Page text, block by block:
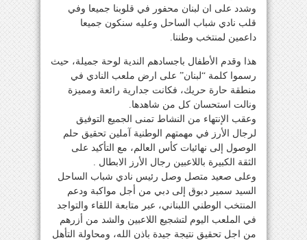
وشدد على ان لبنان محفور في قلوبنا جميعا وفي
قلب نادي شباب الساحل وعليه سنكون جميعا
داعمين لمنتخب وطننا.
هذا وقدم الأطفال باجسادهم الندية لوحة جميلة، حيث
رسموا كلمة “لبنان” على ارض ملعب النادي في
منطقة حارة حريك، فكانت جدارية رائعة ومميزة
ونالت استحسان كل من شاهدها.
وعقب الإنتهاء من النشاط تمنى الجميع التوفيق
لرجال الأرز في مهمتهم الوطنية آملين تحقيق حلم
الوصول إلى نهائيات كأس العالم، مع التأكيد على
الثقة الكبيرة باللاعبين رجال الأرز الابطال .
وعلى صعيد متصل وصل رئيس نادي شباب الساحل
السيد سمير دبوق إلى دبي من أجل مواكبة ودعم
المنتخب الوطني اللبناني، عبر متابعة اللقاء والتواجد
في الملعب اليوم لتشجيع اللاعبين والشد من أزرهم
من اجل تحقيق نتيجة جيدة باذن الله، ومحاولة التأهل